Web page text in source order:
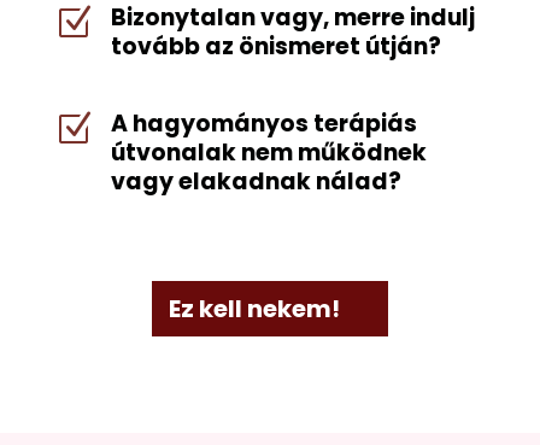
Z
Bizonytalan vagy, merre indulj
tovább az önismeret útján?
Z
A hagyományos terápiás
útvonalak nem működnek
vagy elakadnak nálad?
Ez kell nekem!